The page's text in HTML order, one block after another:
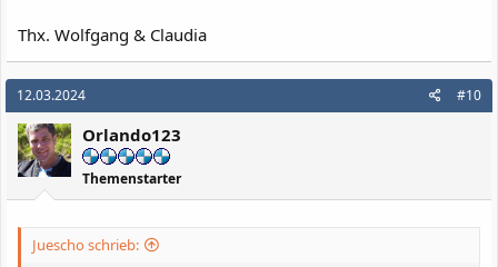
Thx. Wolfgang & Claudia
12.03.2024 #10
Orlando123
Themenstarter
Juescho schrieb: